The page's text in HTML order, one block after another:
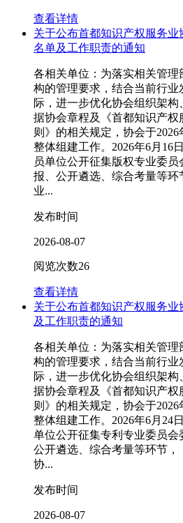
查看详情
关于公布首都知识产权服务
名单及工作职责的通知
各相关单位：为落实相关管
构的管理要求，结合当前行
际，进一步优化协会组织架
据协会章程及《首都知识产
则》的相关规定，协会于
整体组建工作。2026年6月16
员单位公开征集版权专业委
报、公开遴选、综合考量等
业...
发布时间
2026-08-07
阅览次数26
查看详情
关于公布首都知识产权服务
及工作职责的通知
各相关单位：为落实相关管
构的管理要求，结合当前行
际，进一步优化协会组织架
据协会章程及《首都知识产
则》的相关规定，协会于
整体组建工作。2026年6月24
单位公开征集专利专业委员会
公开遴选、综合考量等环节，
协...
发布时间
2026-08-07